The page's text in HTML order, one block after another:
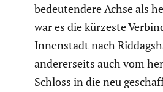
bedeu­ten­dere Achse als
war es die kürzeste
Innen­stadt nach
anderer­seits auch vom
Schloss in die neu